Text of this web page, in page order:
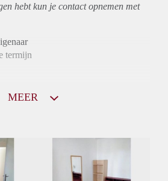
hebt kun je contact opnemen met
termijn
MEER